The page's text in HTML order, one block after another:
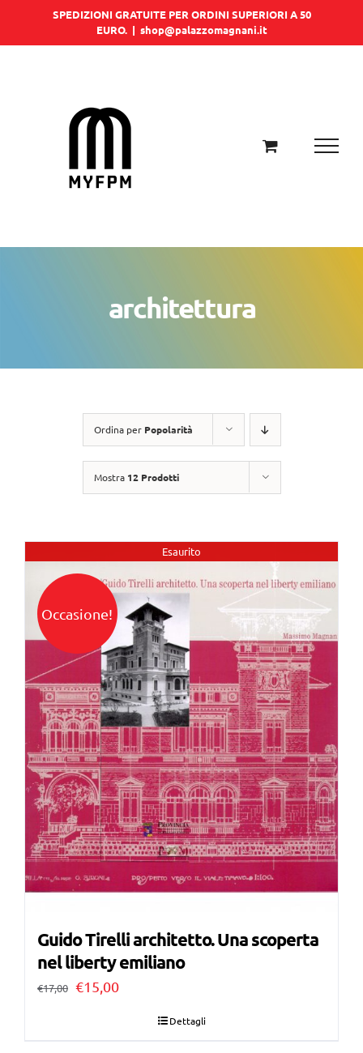
SPEDIZIONI GRATUITE PER ORDINI SUPERIORI A 50
EURO. | shop@palazzomagnani.it
architettura
Ordina per Popolarità
Mostra 12 Prodotti
Esaurito
Occasione!
Guido Tirelli architetto. Una scoperta
nel liberty emiliano
€17,00 Il
€15,00Il
Dettagli